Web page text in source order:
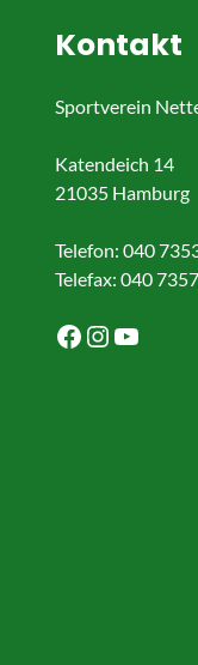
Kontakt
Sportverein
Katendeich 14
21035 Hamburg
Telefon: 040
Telefax: 040
Facebook
Instagram